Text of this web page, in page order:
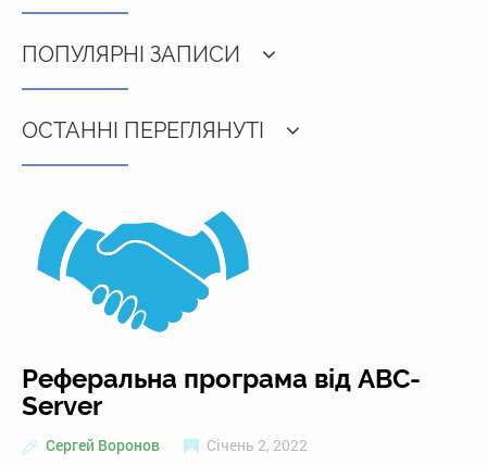
ПОПУЛЯРНІ ЗАПИСИ
ОСТАННІ ПЕРЕГЛЯНУТІ
Реферальна програма від ABC-
Server
Сергей Воронов Січень 2, 2022